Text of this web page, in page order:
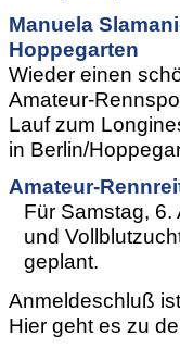
Manuela
Hoppegarten
Wieder einen
Amateur-
Lauf zum
in Berlin/
Amateur-
Für Samstag,
und
geplant.
Anmeldeschluß
Hier geht es zu